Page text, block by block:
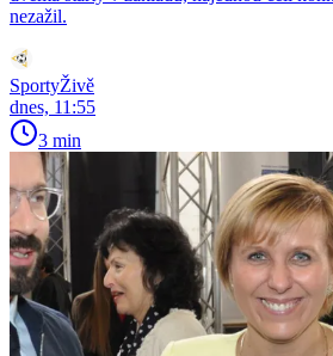
nezažil.
SportyŽivě
dnes, 11:55
3 min